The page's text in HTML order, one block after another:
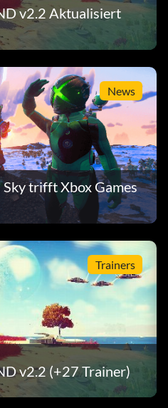
v2.2 Aktualisiert
News
trifft Xbox Games
Trainers
v2.2 (+27 Trainer)